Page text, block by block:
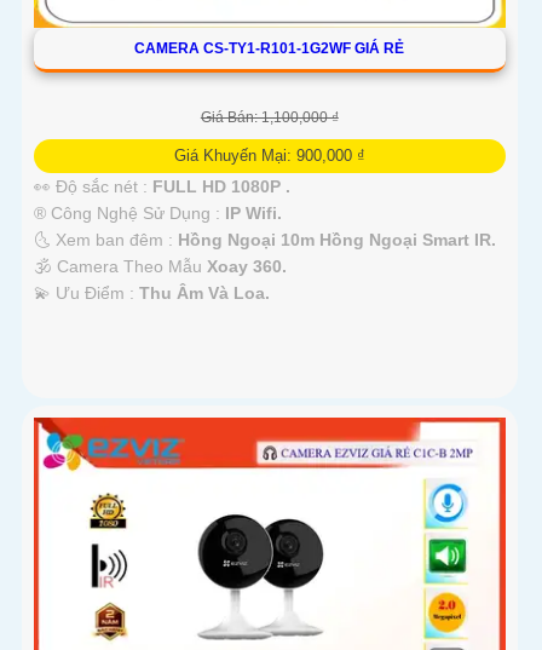
CAMERA CS-TY1-R101-1G2WF GIÁ RẺ
Giá Bán: 1,100,000 ₫
Giá Khuyến Mại: 900,000 ₫
👀 Độ sắc nét : FULL HD 1080P .
®️ Công Nghệ Sử Dụng : IP Wifi.
🌜 Xem ban đêm : Hồng Ngoại 10m Hồng Ngoại Smart IR.
🕉️ Camera Theo Mẫu Xoay 360.
️💫 Ưu Điểm : Thu Âm Và Loa.